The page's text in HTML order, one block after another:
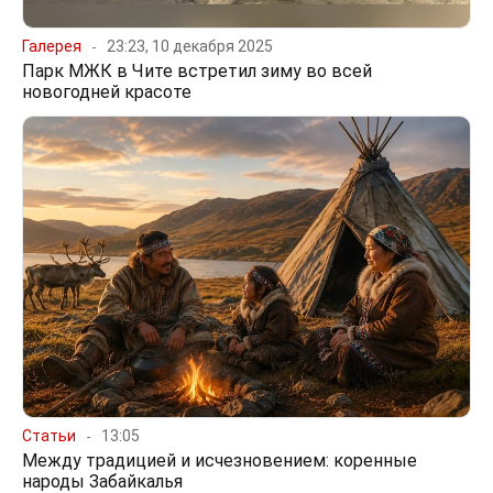
Галерея 23:23, 10 декабря 2025
Парк МЖК в Чите встретил зиму во всей
новогодней красоте
Статьи 13:05
Между традицией и исчезновением: коренные
народы Забайкалья